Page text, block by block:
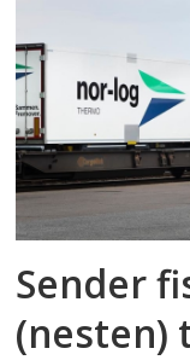
Sender
(nesten)